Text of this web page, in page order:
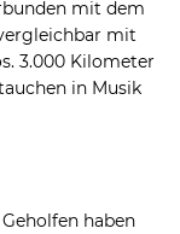
mit dem
mit
3.000 Kilometer
in Musik
haben